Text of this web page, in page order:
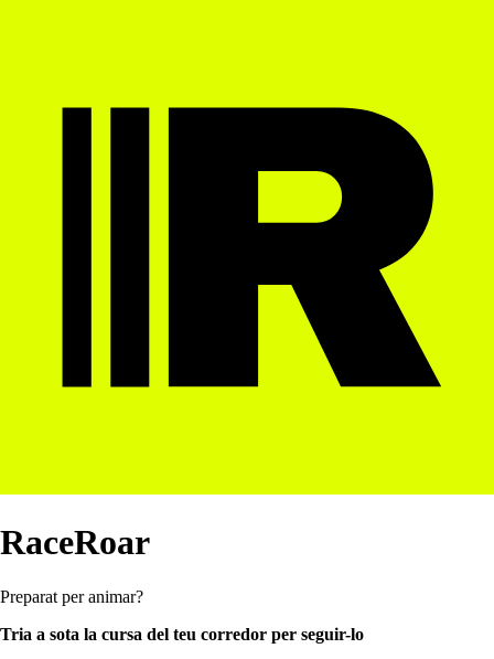
RaceRoar
Preparat per animar?
Tria a sota la cursa del teu corredor per seguir-lo